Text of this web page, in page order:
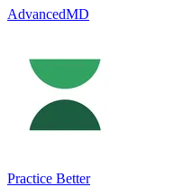
AdvancedMD
Practice Better